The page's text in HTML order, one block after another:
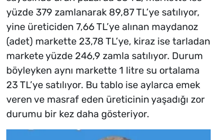
yüzde 379 zamlanarak 89,87 TL’ye satılıyor,
yine üreticiden 7,66 TL’ye alınan maydanoz
(adet) markette 23,78 TL’ye, kiraz ise tarladan
markete yüzde 246,9 zamla satılıyor. Durum
böyleyken aynı markette 1 litre su ortalama
23 TL’ye satılıyor. Bu tablo ise aylarca emek
veren ve masraf eden üreticinin yaşadığı zor
durumu bir kez daha gösteriyor.